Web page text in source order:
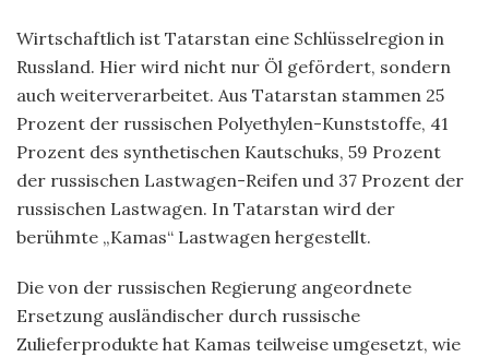
Wirtschaftlich ist Tatarstan eine Schlüsselregion in
Russland. Hier wird nicht nur Öl gefördert, sondern
auch weiterverarbeitet. Aus Tatarstan stammen 25
Prozent der russischen Polyethylen-Kunststoffe, 41
Prozent des synthetischen Kautschuks, 59 Prozent
der russischen Lastwagen-Reifen und 37 Prozent der
russischen Lastwagen. In Tatarstan wird der
berühmte „Kamas“ Lastwagen hergestellt.
Die von der russischen Regierung angeordnete
Ersetzung ausländischer durch russische
Zulieferprodukte hat Kamas teilweise umgesetzt, wie